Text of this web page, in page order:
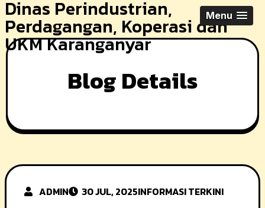
Skip
to
content
Dinas Perindustrian,
Perdagangan, Koperasi dan
UKM Karanganyar
Menu
Blog Details
ADMIN 30 JUL, 2025INFORMASI TERKINI